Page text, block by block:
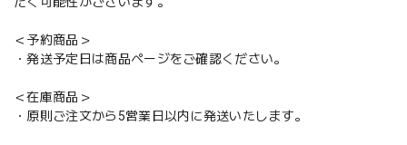
＜予約商品＞
・発送予定日は商品ページをご確認ください。
＜在庫商品＞
・原則ご注文から5営業日以内に発送いたします。